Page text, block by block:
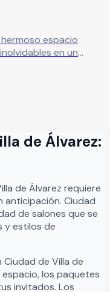
espacio
en un
aniversarios,
sociales
para crear
y amigos. En El
detalle para que
como la imaginaste,
y un
únicos.
de Álvarez:
de Álvarez requiere
anticipación. Ciudad
de salones que se
y estilos de
Ciudad de Villa de
los paquetes
invitados. Los